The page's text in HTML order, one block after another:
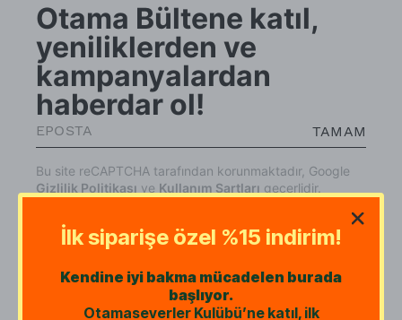
Anasayfa
Hakkımızda
Satış Noktaları
Ortaklık Programı
Otama Bültene katıl,
yeniliklerden ve
kampanyalardan
haberdar ol!
TAMAM
Bu site reCAPTCHA tarafından korunmaktadır, Google
Gizlilik Politikası ve Kullanım Şartları geçerlidir.
İlk siparişe özel %15 indirim!
Kendine iyi bakma mücadelen burada
başlıyor.
Otamaseverler Kulübü’ne katıl, ilk